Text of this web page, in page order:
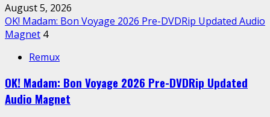
August 5, 2026
OK! Madam: Bon Voyage 2026 Pre-DVDRip Updated Audio
Magnet 4
Remux
OK! Madam: Bon Voyage 2026 Pre-DVDRip Updated
Audio Magnet